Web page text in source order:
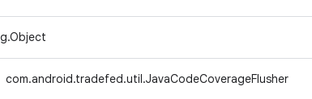
com.android.tradefed.util.JavaCodeCoverageFlusher